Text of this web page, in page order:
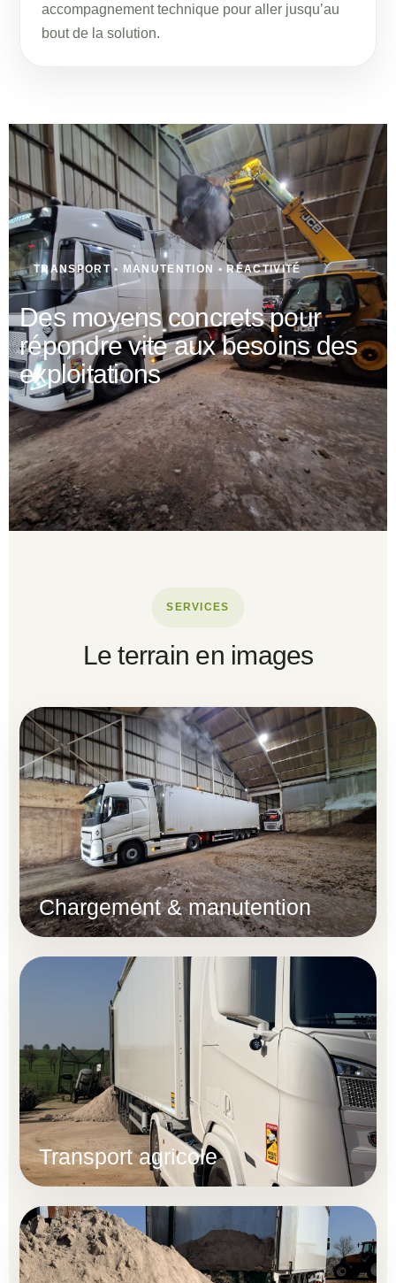
accompagnement technique pour aller jusqu’au
bout de la solution.
TRANSPORT • MANUTENTION • RÉACTIVITÉ
Des moyens concrets pour
répondre vite aux besoins des
exploitations
SERVICES
Le terrain en images
Chargement & manutention
Transport agricole